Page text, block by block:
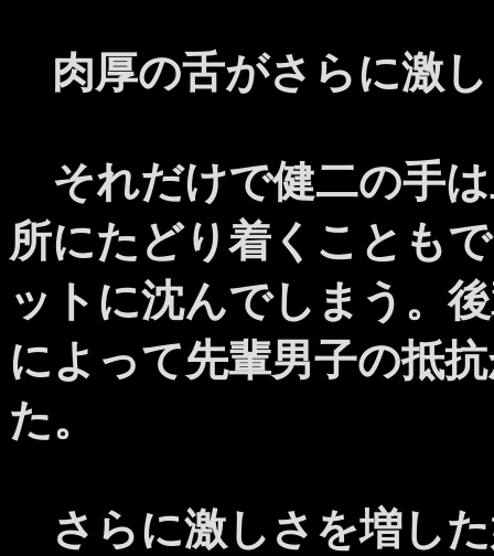
肉厚の舌がさらに激
それだけで健二の手
所にたどり着くことも
ットに沈んでしまう。
によって先輩男子の抵
た。
さらに激しさを増し